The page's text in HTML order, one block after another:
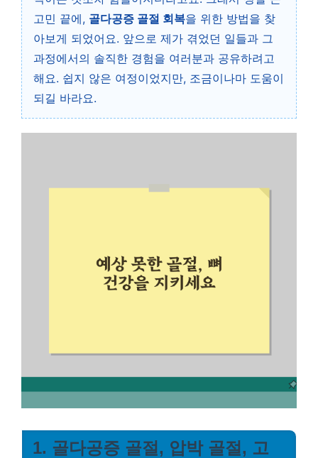
고민 끝에, 골다공증 골절 회복을 위한 방법을 찾
아보게 되었어요. 앞으로 제가 겪었던 일들과 그
과정에서의 솔직한 경험을 여러분과 공유하려고
해요. 쉽지 않은 여정이었지만, 조금이나마 도움이
되길 바라요.
1. 골다공증 골절, 압박 골절, 고